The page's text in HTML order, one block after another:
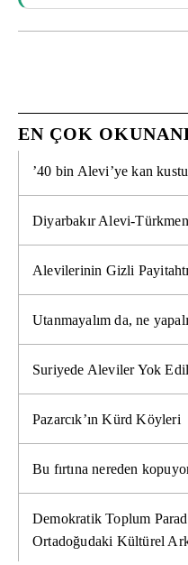
EN ÇOK
’40 bin Alevi’ye kan
Diyarbakır Alevi-
Alevilerinin Gizli
Utanmayalım da, ne
Suriyede Aleviler Yok
Pazarcık’ın Kürd Köyleri
Bu fırtına nereden
Demokratik Toplum
Ortadoğudaki Kültürel